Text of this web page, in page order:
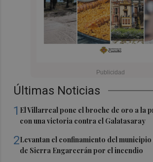
Últimas Noticias
1 El Villarreal pone el broche de oro a la
con una victoria contra el Galatasaray
2Levantan el confinamiento del
de Sierra Engarcerán por el incendio